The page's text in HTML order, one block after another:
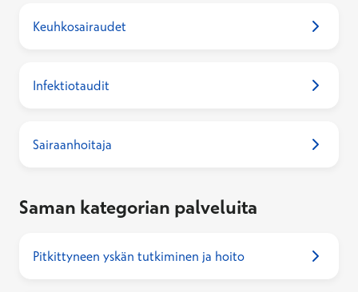
Keuhkosairaudet
Infektiotaudit
Sairaanhoitaja
Saman kategorian palveluita
Pitkittyneen yskän tutkiminen ja hoito